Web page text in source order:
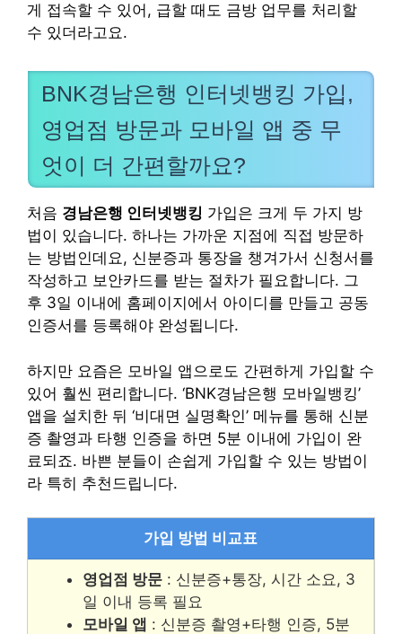
게 접속할 수 있어, 급할 때도 금방 업무를 처리할
수 있더라고요.
BNK경남은행 인터넷뱅킹 가입,
영업점 방문과 모바일 앱 중 무
엇이 더 간편할까요?
처음 경남은행 인터넷뱅킹 가입은 크게 두 가지 방
법이 있습니다. 하나는 가까운 지점에 직접 방문하
는 방법인데요, 신분증과 통장을 챙겨가서 신청서를
작성하고 보안카드를 받는 절차가 필요합니다. 그
후 3일 이내에 홈페이지에서 아이디를 만들고 공동
인증서를 등록해야 완성됩니다.
하지만 요즘은 모바일 앱으로도 간편하게 가입할 수
있어 훨씬 편리합니다. ‘BNK경남은행 모바일뱅킹’
앱을 설치한 뒤 ‘비대면 실명확인’ 메뉴를 통해 신분
증 촬영과 타행 인증을 하면 5분 이내에 가입이 완
료되죠. 바쁜 분들이 손쉽게 가입할 수 있는 방법이
라 특히 추천드립니다.
가입 방법 비교표
영업점 방문 : 신분증+통장, 시간 소요, 3
일 이내 등록 필요
모바일 앱 : 신분증 촬영+타행 인증, 5분